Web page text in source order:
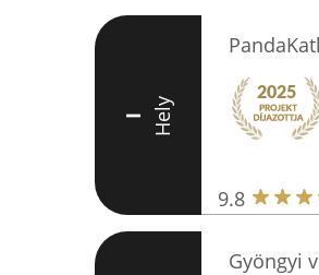
I Hely
9.8
Gyöngyi